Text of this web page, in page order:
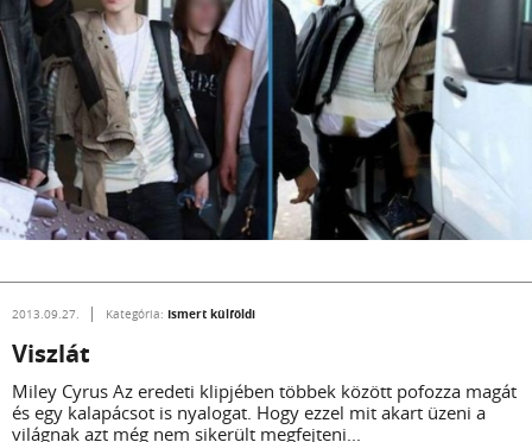
2013.09.27. Kategória: Ismert külföldi
Viszlát
Miley Cyrus Az eredeti klipjében többek között pofozza magát
és egy kalapácsot is nyalogat. Hogy ezzel mit akart üzeni a
világnak azt még nem sikerült megfejteni...